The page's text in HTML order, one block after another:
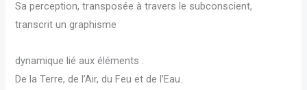
Sa perception, transposée à travers le subconscient,
transcrit un graphisme
dynamique lié aux éléments :
De la Terre, de l’Air, du Feu et de l’Eau.